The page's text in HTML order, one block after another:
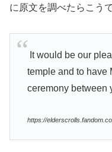
に原文を調べたらこう
It would be our
temple and to have
ceremony between
https://